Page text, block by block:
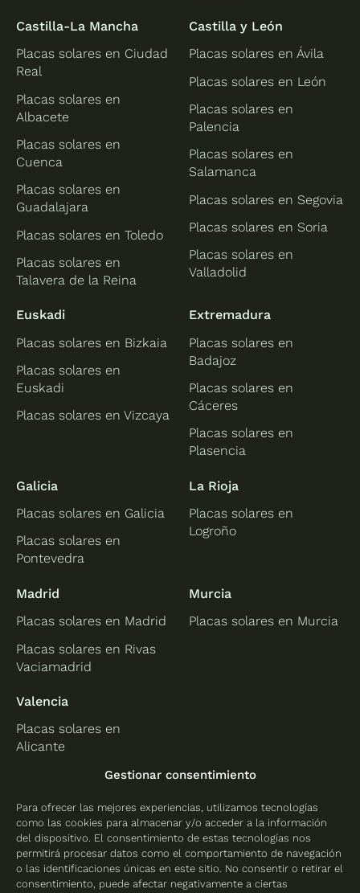
Gestionar consentimiento
Para ofrecer las mejores experiencias, utilizamos tecnologías
como las cookies para almacenar y/o acceder a la información
del dispositivo. El consentimiento de estas tecnologías nos
permitirá procesar datos como el comportamiento de navegación
o las identificaciones únicas en este sitio. No consentir o retirar el
consentimiento, puede afectar negativamente a ciertas
Castilla-La Mancha
Placas solares en Ciudad
Real
Placas solares en
Albacete
Placas solares en
Cuenca
Placas solares en
Guadalajara
Placas solares en Toledo
Placas solares en
Talavera de la Reina
Castilla y León
Placas solares en Ávila
Placas solares en León
Placas solares en
Palencia
Placas solares en
Salamanca
Placas solares en Segovia
Placas solares en Soria
Placas solares en
Valladolid
Euskadi
Placas solares en Bizkaia
Placas solares en
Euskadi
Placas solares en Vizcaya
Extremadura
Placas solares en
Badajoz
Placas solares en
Cáceres
Placas solares en
Plasencia
Galicia
Placas solares en Galicia
Placas solares en
Pontevedra
La Rioja
Placas solares en
Logroño
Madrid
Placas solares en Madrid
Placas solares en Rivas
Vaciamadrid
Murcia
Placas solares en Murcia
Valencia
Placas solares en
Alicante
Placas solares en
Placas solares en
Valencia